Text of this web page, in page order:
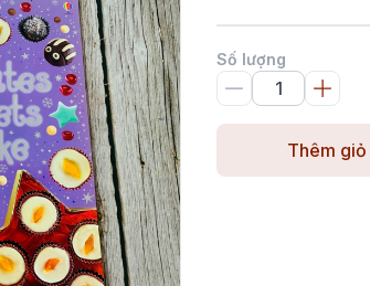
Số lượng
Thêm giỏ